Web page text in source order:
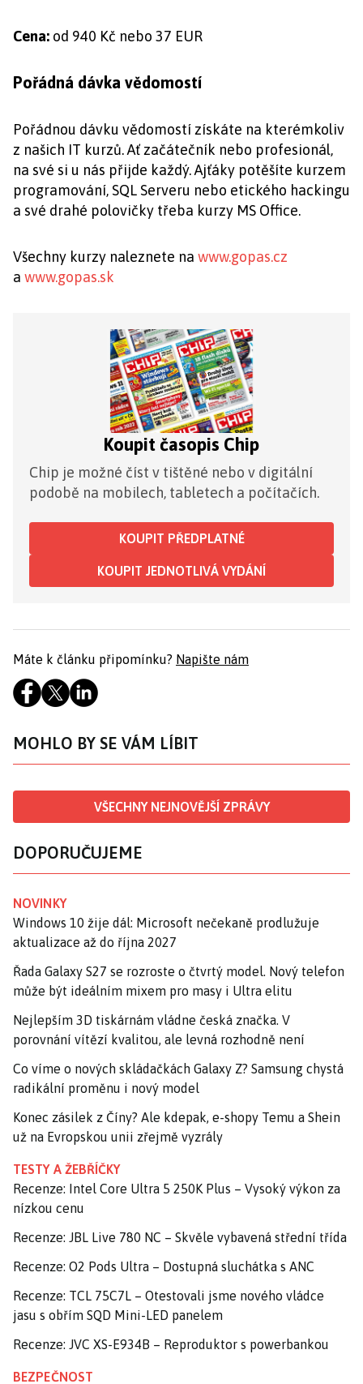
Cena: od 940 Kč nebo 37 EUR
Pořádná dávka vědomostí
Pořádnou dávku vědomostí získáte na kterémkoliv
z našich IT kurzů. Ať začátečník nebo profesionál,
na své si u nás přijde každý. Ajťáky potěšíte kurzem
programování, SQL Serveru nebo etického hackingu
a své drahé polovičky třeba kurzy MS Office.
Všechny kurzy naleznete na www.gopas.cz
a www.gopas.sk
Koupit časopis Chip
Chip je možné číst v tištěné nebo v digitální
podobě na mobilech, tabletech a počítačích.
KOUPIT PŘEDPLATNÉ
KOUPIT JEDNOTLIVÁ VYDÁNÍ
Máte k článku připomínku? Napište nám
MOHLO BY SE VÁM LÍBIT
VŠECHNY NEJNOVĚJŠÍ ZPRÁVY
DOPORUČUJEME
NOVINKY
Windows 10 žije dál: Microsoft nečekaně prodlužuje
aktualizace až do října 2027
Řada Galaxy S27 se rozroste o čtvrtý model. Nový telefon
může být ideálním mixem pro masy i Ultra elitu
Nejlepším 3D tiskárnám vládne česká značka. V
porovnání vítězí kvalitou, ale levná rozhodně není
Co víme o nových skládačkách Galaxy Z? Samsung chystá
radikální proměnu i nový model
Konec zásilek z Číny? Ale kdepak, e-shopy Temu a Shein
už na Evropskou unii zřejmě vyzrály
TESTY A ŽEBŘÍČKY
Recenze: Intel Core Ultra 5 250K Plus – Vysoký výkon za
nízkou cenu
Recenze: JBL Live 780 NC – Skvěle vybavená střední třída
Recenze: O2 Pods Ultra – Dostupná sluchátka s ANC
Recenze: TCL 75C7L – Otestovali jsme nového vládce
jasu s obřím SQD Mini-LED panelem
Recenze: JVC XS-E934B – Reproduktor s powerbankou
BEZPEČNOST